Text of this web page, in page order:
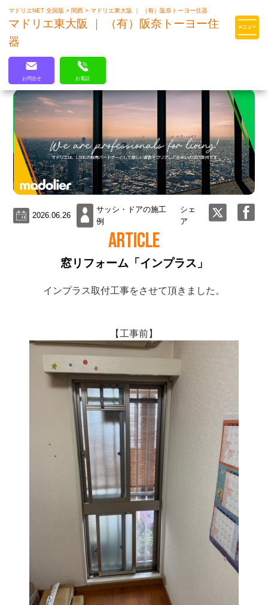
マドリエはLIXILの厳しい基準を
クリアした住まいのプロ集団です
マドリエNET 全国版> 関西>マドリエ東大阪 ｜ （有）阪奈トーヨー住器
マドリエ東大阪 ｜ （有）阪奈トーヨー住
器
お問合せ お電話
2026.06.26
サッシ・ドアの施工
例
シェ
ア
ARTICLE
窓リフォーム「インプラス」